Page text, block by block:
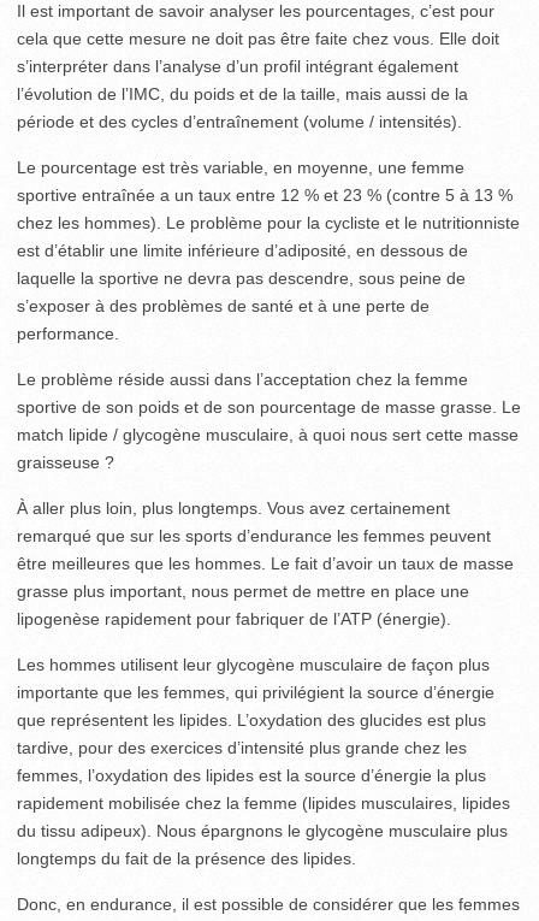
Il est important de savoir analyser les pourcentages, c’est pour
cela que cette mesure ne doit pas être faite chez vous. Elle doit
s’interpréter dans l’analyse d’un profil intégrant également
l’évolution de l’IMC, du poids et de la taille, mais aussi de la
période et des cycles d’entraînement (volume / intensités).
Le pourcentage est très variable, en moyenne, une femme
sportive entraînée a un taux entre 12 % et 23 % (contre 5 à 13 %
chez les hommes). Le problème pour la cycliste et le nutritionniste
est d’établir une limite inférieure d’adiposité, en dessous de
laquelle la sportive ne devra pas descendre, sous peine de
s’exposer à des problèmes de santé et à une perte de
performance.
Le problème réside aussi dans l’acceptation chez la femme
sportive de son poids et de son pourcentage de masse grasse. Le
match lipide / glycogène musculaire, à quoi nous sert cette masse
graisseuse ?
À aller plus loin, plus longtemps. Vous avez certainement
remarqué que sur les sports d’endurance les femmes peuvent
être meilleures que les hommes. Le fait d’avoir un taux de masse
grasse plus important, nous permet de mettre en place une
lipogenèse rapidement pour fabriquer de l’ATP (énergie).
Les hommes utilisent leur glycogène musculaire de façon plus
importante que les femmes, qui privilégient la source d’énergie
que représentent les lipides. L’oxydation des glucides est plus
tardive, pour des exercices d’intensité plus grande chez les
femmes, l’oxydation des lipides est la source d’énergie la plus
rapidement mobilisée chez la femme (lipides musculaires, lipides
du tissu adipeux). Nous épargnons le glycogène musculaire plus
longtemps du fait de la présence des lipides.
Donc, en endurance, il est possible de considérer que les femmes